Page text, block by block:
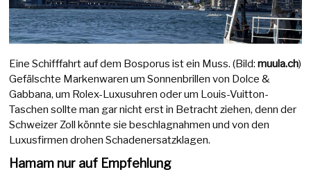
Eine Schifffahrt auf dem Bosporus ist ein Muss. (Bild:muula.ch)
Gefälschte Markenwaren um Sonnenbrillen von Dolce &
Gabbana, um Rolex-Luxusuhren oder um Louis-Vuitton-
Taschen sollte man gar nicht erst in Betracht ziehen, denn der
Schweizer Zoll könnte sie beschlagnahmen und von den
Luxusfirmen drohen Schadenersatzklagen.
Hamam nur auf Empfehlung